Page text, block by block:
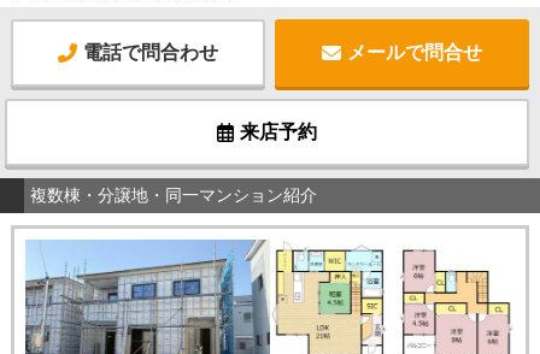
電話で問合わせ メールで問合せ
来店予約
複数棟・分譲地・同一マンション紹介